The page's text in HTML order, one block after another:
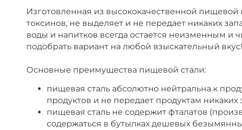
Изготовленная из высококачественной
токсинов, не выделяет и не передает никаких
воды и напитков всегда остается неизменным
подобрать вариант на любой взыскательный вкус!
Основные преимущества пищевой стали:
пищевая сталь абсолютно нейтральна к
продуктов и не передает продуктам никаких
пищевая сталь не содержит фталатов
содержаться в бутылках дешевых